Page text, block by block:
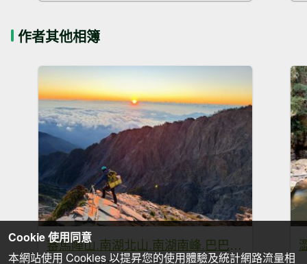
作者其他相簿
審馬陣山.南湖北山.南湖南峰.巴巴山.南湖大山【帝王之山 豈容凡夫造次】
Cookie 使用同意
本網站使用 Cookies 以提昇您的使用體驗及統計網路流量相